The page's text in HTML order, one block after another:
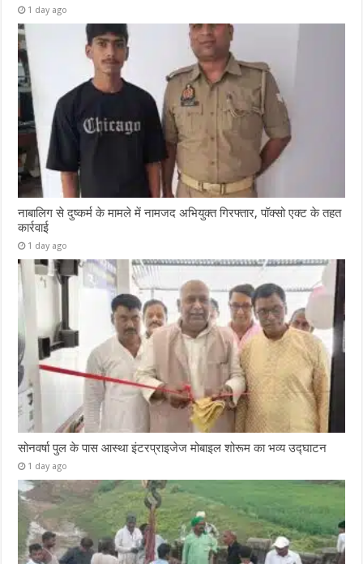
1 day ago
नाबालिग से दुष्कर्म के मामले में नामजद अभियुक्त गिरफ्तार, पॉक्सो एक्ट के तहत
कार्रवाई
1 day ago
सोनवर्षा पुल के पास आस्था इंटरप्राइजेज मोबाइल शोरूम का भव्य उद्घाटन
1 day ago